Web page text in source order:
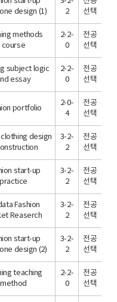
design (1)
2
선택
methods
course
2-2-
0
전공
선택
subject logic
essay
2-2-
0
전공
선택
portfolio
2-0-
4
전공
선택
design
3-2-
2
전공
선택
start-up
practice
3-2-
2
전공
선택
Fashion
Reaserch
3-2-
2
전공
선택
start-up
design (2)
3-2-
2
전공
선택
teaching
method
2-2-
0
전공
선택